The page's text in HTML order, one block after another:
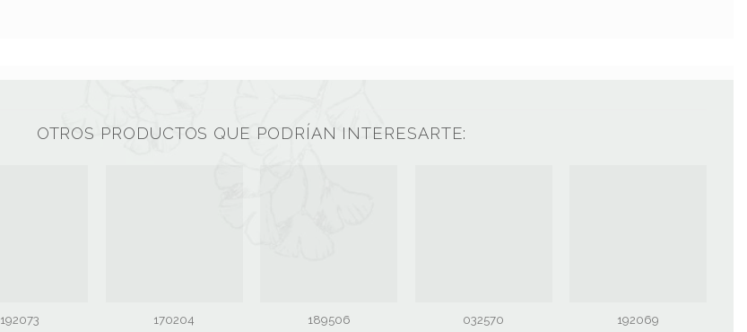
OTROS PRODUCTOS QUE PODRÍAN INTERESARTE:
192073
170204
189506
032570
192069